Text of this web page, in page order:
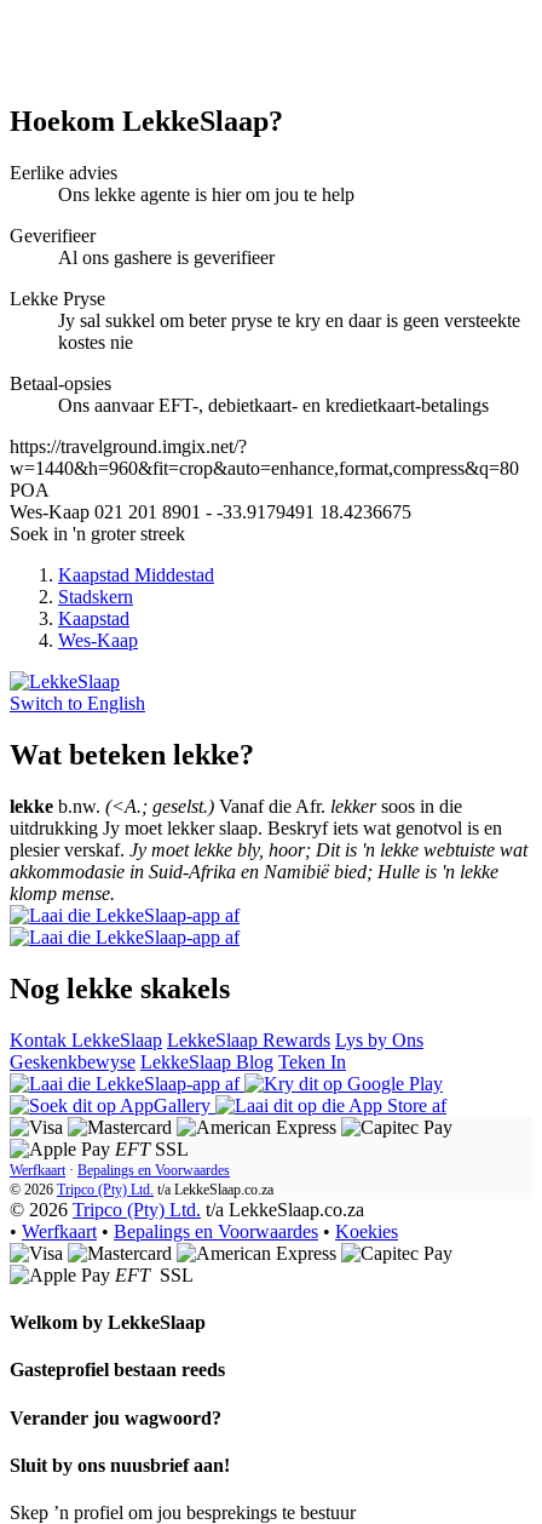
Hoekom LekkeSlaap?
Eerlike advies
Ons lekke agente is hier om jou te help
Geverifieer
Al ons gashere is geverifieer
Lekke Pryse
Jy sal sukkel om beter pryse te kry en daar is geen versteekte
kostes nie
Betaal-opsies
Ons aanvaar EFT-, debietkaart- en kredietkaart-betalings
https://travelground.imgix.net/?
w=1440&h=960&fit=crop&auto=enhance,format,compress&q=80
POA
Wes-Kaap 021 201 8901 - -33.9179491 18.4236675
Soek in 'n groter streek
Kaapstad Middestad
Stadskern
Kaapstad
Wes-Kaap
Switch to English
Wat beteken lekke?
lekke b.nw. (<A.; geselst.) Vanaf die Afr. lekkersoos in die
uitdrukking Jy moet lekker slaap. Beskryf iets wat genotvol is en
plesier verskaf. Jy moet lekke bly, hoor; Dit is 'n lekke webtuiste wat
akkommodasie in Suid-Afrika en Namibië bied; Hulle is 'n lekke
klomp mense.
Nog lekke skakels
Kontak LekkeSlaap LekkeSlaap Rewards Lys by Ons
Geskenkbewyse LekkeSlaap Blog Teken In
EFT SSL
Werfkaart · Bepalings en Voorwaardes
© 2026 Tripco (Pty) Ltd. t/a LekkeSlaap.co.za
© 2026 Tripco (Pty) Ltd. t/a LekkeSlaap.co.za
• Werfkaart • Bepalings en Voorwaardes • Koekies
EFT SSL
Welkom by LekkeSlaap
Gasteprofiel bestaan ​​reeds
Verander jou wagwoord?
Sluit by ons nuusbrief aan!
Skep ’n profiel om jou besprekings te bestuur